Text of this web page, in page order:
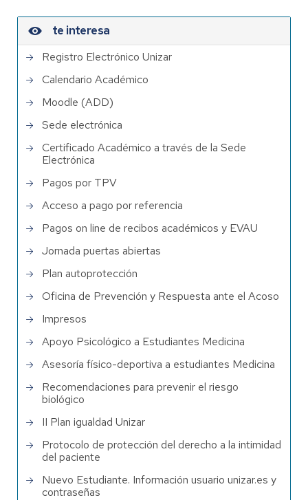
te interesa
Registro Electrónico Unizar
Calendario Académico
Moodle (ADD)
Sede electrónica
Certificado Académico a través de la Sede
Electrónica
Pagos por TPV
Acceso a pago por referencia
Pagos on line de recibos académicos y EVAU
Jornada puertas abiertas
Plan autoprotección
Oficina de Prevención y Respuesta ante el Acoso
Impresos
Apoyo Psicológico a Estudiantes Medicina
Asesoría físico-deportiva a estudiantes Medicina
Recomendaciones para prevenir el riesgo
biológico
II Plan igualdad Unizar
Protocolo de protección del derecho a la intimidad
del paciente
Nuevo Estudiante. Información usuario unizar.es y
contraseñas